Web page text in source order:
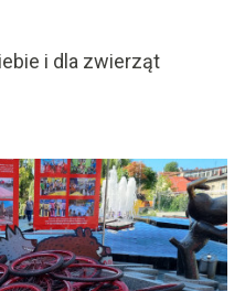
i dla zwierząt